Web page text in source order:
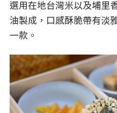
選用在地台灣米以及埔里
油製成，口感酥脆帶有淡
一款。